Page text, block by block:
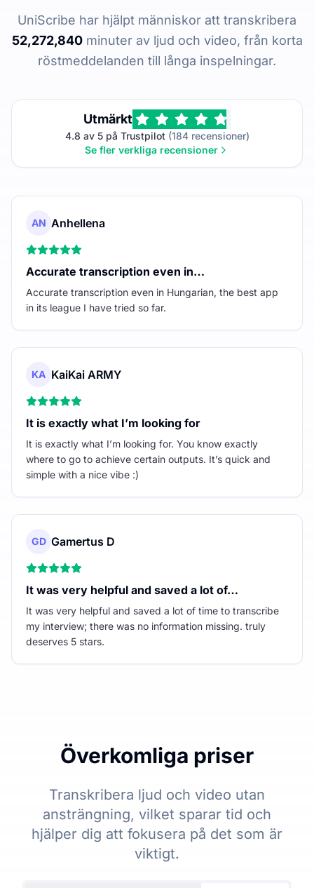
UniScribe har hjälpt människor att transkribera
52,272,840minuter av ljud och video, från korta
röstmeddelanden till långa inspelningar.
Utmärkt
4.8 av 5 på Trustpilot(184 recensioner)
Se fler verkliga recensioner
AN Anhellena
Accurate transcription even in…
Accurate transcription even in Hungarian, the best app
in its league I have tried so far.
KA KaiKai ARMY
It is exactly what I’m looking for
It is exactly what I’m looking for. You know exactly
where to go to achieve certain outputs. It’s quick and
simple with a nice vibe :)
GD Gamertus D
It was very helpful and saved a lot of…
It was very helpful and saved a lot of time to transcribe
my interview; there was no information missing. truly
deserves 5 stars.
Överkomliga priser
Transkribera ljud och video utan
ansträngning, vilket sparar tid och
hjälper dig att fokusera på det som är
viktigt.